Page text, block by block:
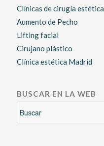
Clínicas de cirugía estética
Aumento de Pecho
Lifting facial
Cirujano plástico
Clínica estética Madrid
BUSCAR EN LA WEB